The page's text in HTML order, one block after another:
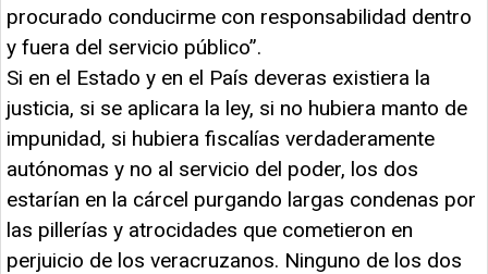
procurado conducirme con responsabilidad dentro
y fuera del servicio público”.
Si en el Estado y en el País deveras existiera la
justicia, si se aplicara la ley, si no hubiera manto de
impunidad, si hubiera fiscalías verdaderamente
autónomas y no al servicio del poder, los dos
estarían en la cárcel purgando largas condenas por
las pillerías y atrocidades que cometieron en
perjuicio de los veracruzanos. Ninguno de los dos